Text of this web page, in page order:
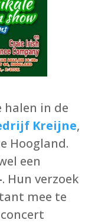
in de
Kreijne,
Hoogland.
een
. Hun verzoek
mee te